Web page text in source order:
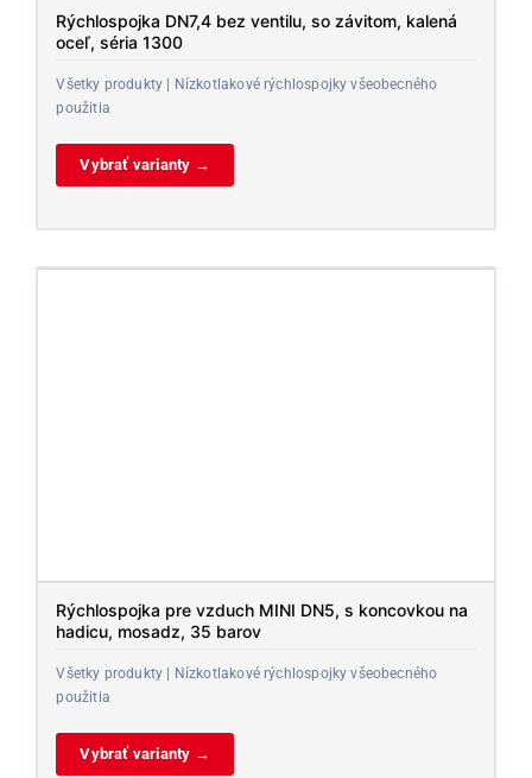
Rýchlospojka DN7,4 bez ventilu, so závitom, kalená
oceľ, séria 1300
Všetky produkty | Nízkotlakové rýchlospojky všeobecného
použitia
Vybrať varianty →
Rýchlospojka pre vzduch MINI DN5, s koncovkou na
hadicu, mosadz, 35 barov
Všetky produkty | Nízkotlakové rýchlospojky všeobecného
použitia
Vybrať varianty →